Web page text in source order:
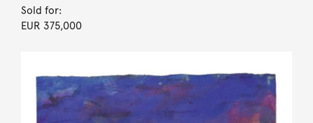
Sold for:
EUR 375,000